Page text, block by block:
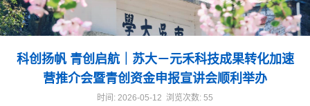
科创扬帆 青创启航｜苏大－元禾科技成果转化加速
营推介会暨青创资金申报宣讲会顺利举办
时间: 2026-05-12 浏览次数: 55